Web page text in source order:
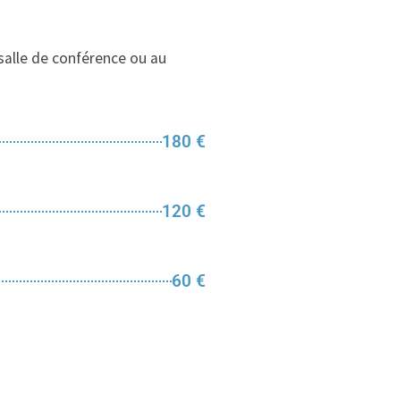
de conférence ou au
180 €
120 €
60 €